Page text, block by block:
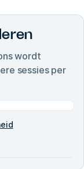
wordt
sessies per